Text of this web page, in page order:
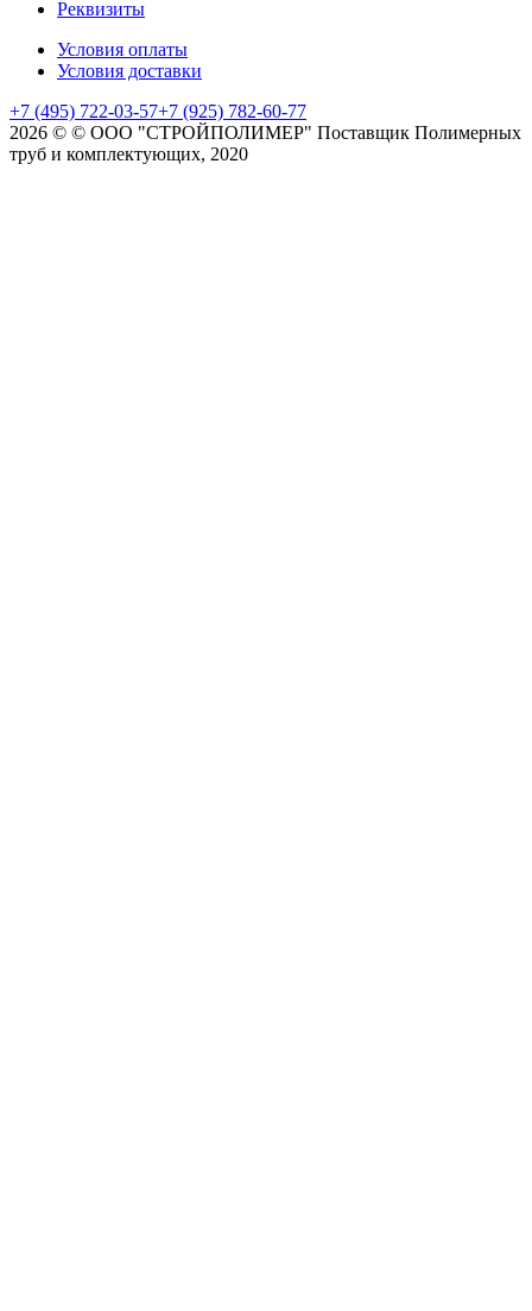
Реквизиты
Условия оплаты
Условия доставки
+7 (495) 722-03-57+7 (925) 782-60-77
2026 © © ООО "СТРОЙПОЛИМЕР" Поставщик Полимерных
труб и комплектующих, 2020